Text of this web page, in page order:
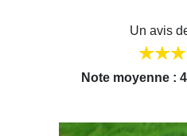
Un avis
Note moyenne :